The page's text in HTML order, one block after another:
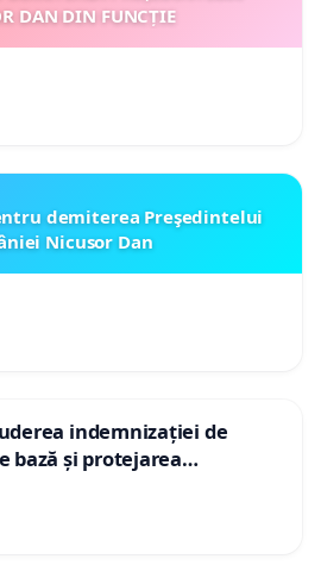
DAN DIN FUNCȚIE
demiterea Preşedintelui
Nicusor Dan
indemnizației de
bază și protejarea
pentru asistenții